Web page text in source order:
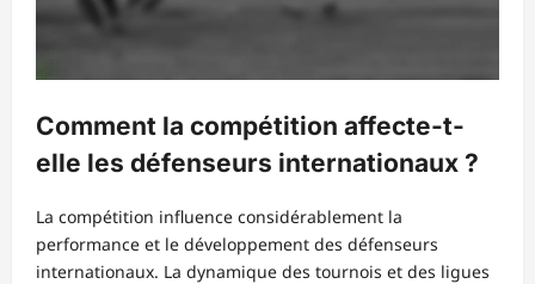
Comment la compétition affecte-t-
elle les défenseurs internationaux ?
La compétition influence considérablement la
performance et le développement des défenseurs
internationaux. La dynamique des tournois et des ligues